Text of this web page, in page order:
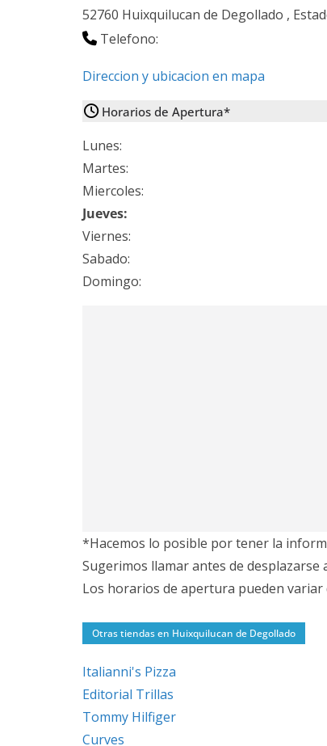
52760 Huixquilucan de Degollado ,
Telefono:
Direccion y ubicacion en mapa
Horarios de Apertura*
Lunes:
Martes:
Miercoles:
Jueves:
Viernes:
Sabado:
Domingo:
*Hacemos lo posible por tener la
Sugerimos llamar antes de desplazarse
Los horarios de apertura pueden variar
Otras tiendas en Huixquilucan de Degollado
Italianni's Pizza
Editorial Trillas
Tommy Hilfiger
Curves